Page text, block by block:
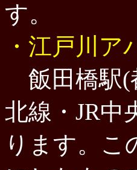
す。
・江戸川ア
飯田橋駅(
北線・JR中
ります。こ